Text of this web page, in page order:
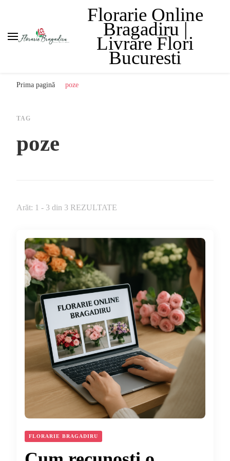
Florarie Online
Bragadiru |
Livrare Flori
Bucuresti
Prima pagină poze
TAG
poze
Arăt: 1 - 3 din 3 REZULTATE
FLORARIE BRAGADIRU